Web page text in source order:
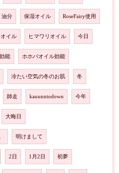
油分 保湿オイル RoseFairy使用
イル ヒマワリオイル 今日
能 ホホバオイル効能
冷たい空気の冬のお肌 冬
師走 kauunntodown 今年
大晦日
明けまして
2日 1月2日 初夢